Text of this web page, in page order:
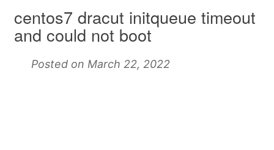
centos7 dracut initqueue timeout
and could not boot
Posted on March 22, 2022